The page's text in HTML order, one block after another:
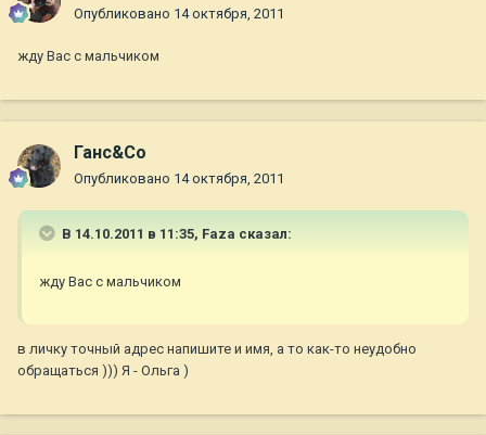
Опубликовано 14 октября, 2011
жду Вас с мальчиком
Ганс&Co
Опубликовано 14 октября, 2011
В 14.10.2011 в 11:35, Faza сказал:
жду Вас с мальчиком
в личку точный адрес напишите и имя, а то как-то неудобно
обращаться ))) Я - Ольга )